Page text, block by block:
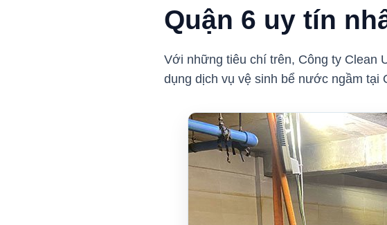
Quận 6 uy tín
Với những tiêu chí trên, Công ty Clean
dụng dịch vụ vệ sinh bể nước ngầm tại